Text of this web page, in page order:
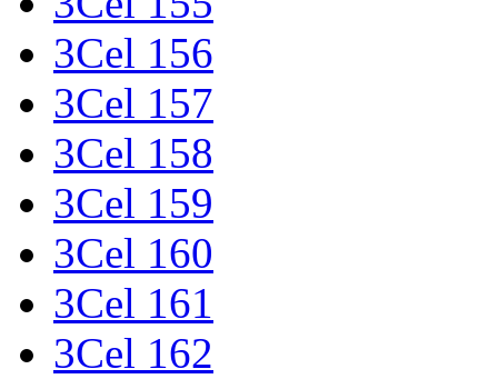
3Cel 156
3Cel 157
3Cel 158
3Cel 159
3Cel 160
3Cel 161
3Cel 162